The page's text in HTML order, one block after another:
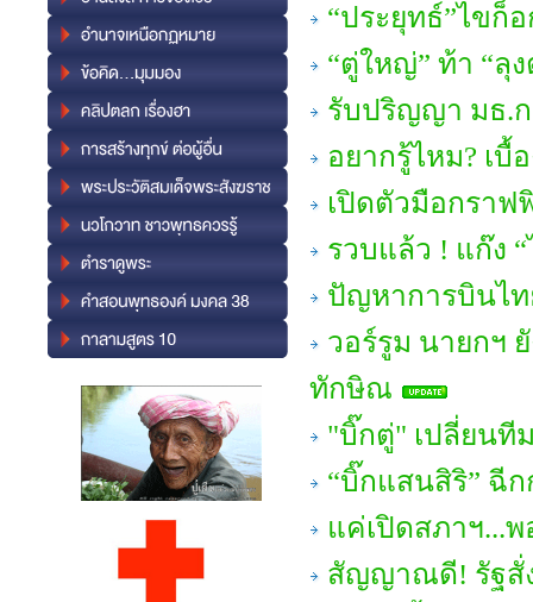
“ประยุทธ์”ไขก็
“ตู่ใหญ่” ท้า “ลุ
รับปริญญา มธ.
อยากรู้ไหม? เบื้
เปิดตัวมือกราฟ
รวบแล้ว ! แก๊ง
ปัญหาการบินไ
วอร์รูม นายกฯ
ทักษิณ
"บิ๊กตู่" เปลี่ยนที
“บิ๊กแสนสิริ” ฉี
แค่เปิดสภาฯ...พ
สัญญาณดี! รัฐสั่